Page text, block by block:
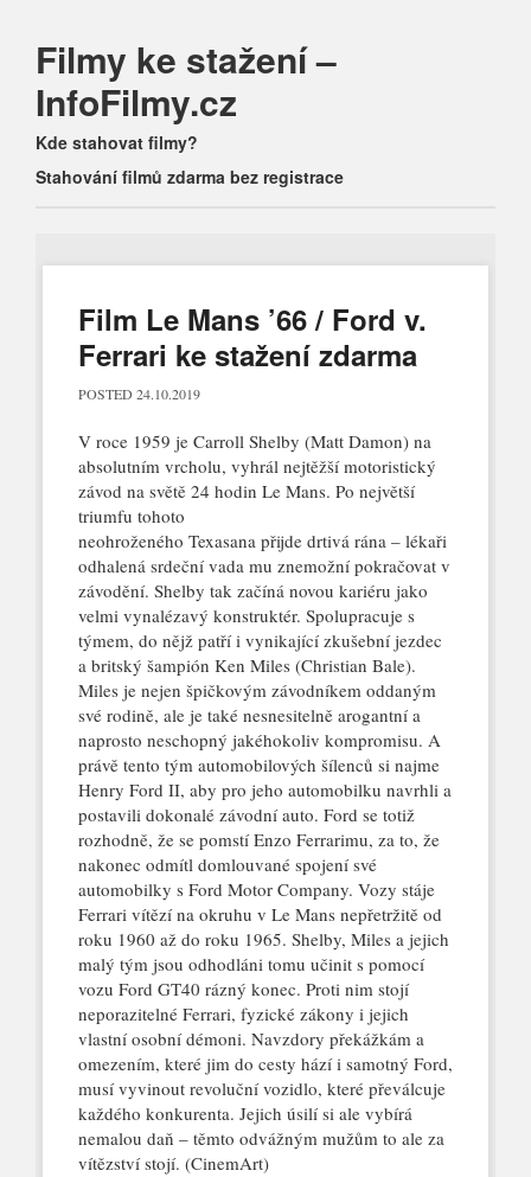
Filmy ke stažení –
InfoFilmy.cz
Main menu
Skip
to
content
Kde stahovat filmy?
Stahování filmů zdarma bez registrace
Film Le Mans ’66 / Ford v.
Ferrari ke stažení zdarma
POSTED 24.10.2019
V roce 1959 je Carroll Shelby (Matt Damon) na
absolutním vrcholu, vyhrál nejtěžší motoristický
závod na světě 24 hodin Le Mans. Po největší
triumfu tohoto
neohroženého Texasana přijde drtivá rána – lékaři
odhalená srdeční vada mu znemožní pokračovat v
závodění. Shelby tak začíná novou kariéru jako
velmi vynalézavý konstruktér. Spolupracuje s
týmem, do nějž patří i vynikající zkušební jezdec
a britský šampión Ken Miles (Christian Bale).
Miles je nejen špičkovým závodníkem oddaným
své rodině, ale je také nesnesitelně arogantní a
naprosto neschopný jakéhokoliv kompromisu. A
právě tento tým automobilových šílenců si najme
Henry Ford II, aby pro jeho automobilku navrhli a
postavili dokonalé závodní auto. Ford se totiž
rozhodně, že se pomstí Enzo Ferrarimu, za to, že
nakonec odmítl domlouvané spojení své
automobilky s Ford Motor Company. Vozy stáje
Ferrari vítězí na okruhu v Le Mans nepřetržitě od
roku 1960 až do roku 1965. Shelby, Miles a jejich
malý tým jsou odhodláni tomu učinit s pomocí
vozu Ford GT40 rázný konec. Proti nim stojí
neporazitelné Ferrari, fyzické zákony i jejich
vlastní osobní démoni. Navzdory překážkám a
omezením, které jim do cesty hází i samotný Ford,
musí vyvinout revoluční vozidlo, které převálcuje
každého konkurenta. Jejich úsilí si ale vybírá
nemalou daň – těmto odvážným mužům to ale za
vítězství stojí. (CinemArt)